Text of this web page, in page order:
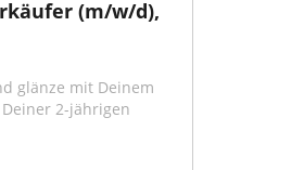
glänze mit Deinem